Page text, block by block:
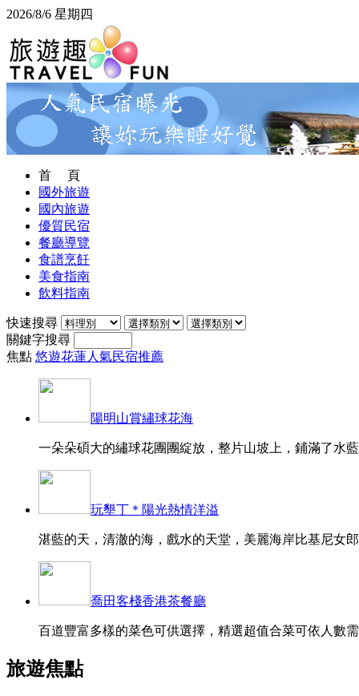
2026/8/6 星期四
首 頁
國外旅遊
國內旅遊
優質民宿
餐廳導覽
食譜烹飪
美食指南
飲料指南
快速搜尋
關鍵字搜尋
焦點 悠遊花蓮人氣民宿推薦
陽明山賞繡球花海
一朵朵碩大的繡球花團團綻放，整片山坡上，鋪滿了水
玩墾丁＊陽光熱情洋溢
湛藍的天，清澈的海，戲水的天堂，美麗海岸比基尼女
喬田客棧香港茶餐廳
百道豐富多樣的菜色可供選擇，精選超值合菜可依人數
旅遊焦點